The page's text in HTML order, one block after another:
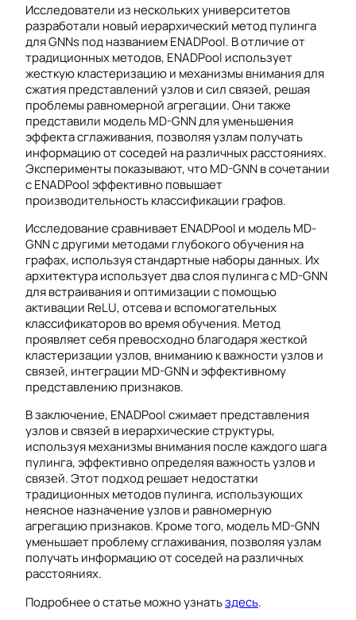
Исследователи из нескольких университетов
разработали новый иерархический метод пулинга
для GNNs под названием ENADPool. В отличие от
традиционных методов, ENADPool использует
жесткую кластеризацию и механизмы внимания для
сжатия представлений узлов и сил связей, решая
проблемы равномерной агрегации. Они также
представили модель MD-GNN для уменьшения
эффекта сглаживания, позволяя узлам получать
информацию от соседей на различных расстояниях.
Эксперименты показывают, что MD-GNN в сочетании
с ENADPool эффективно повышает
производительность классификации графов.
Исследование сравнивает ENADPool и модель MD-
GNN с другими методами глубокого обучения на
графах, используя стандартные наборы данных. Их
архитектура использует два слоя пулинга с MD-GNN
для встраивания и оптимизации с помощью
активации ReLU, отсева и вспомогательных
классификаторов во время обучения. Метод
проявляет себя превосходно благодаря жесткой
кластеризации узлов, вниманию к важности узлов и
связей, интеграции MD-GNN и эффективному
представлению признаков.
В заключение, ENADPool сжимает представления
узлов и связей в иерархические структуры,
используя механизмы внимания после каждого шага
пулинга, эффективно определяя важность узлов и
связей. Этот подход решает недостатки
традиционных методов пулинга, использующих
неясное назначение узлов и равномерную
агрегацию признаков. Кроме того, модель MD-GNN
уменьшает проблему сглаживания, позволяя узлам
получать информацию от соседей на различных
расстояниях.
Подробнее о статье можно узнатьздесь.